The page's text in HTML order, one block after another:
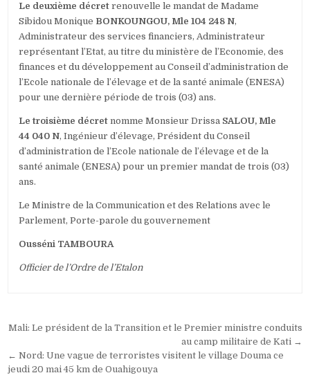
Le deuxième décret renouvelle le mandat de Madame
Sibidou Monique BONKOUNGOU, Mle 104 248 N,
Administrateur des services financiers, Administrateur
représentant l’Etat, au titre du ministère de l’Economie, des
finances et du développement au Conseil d’administration de
l’Ecole nationale de l’élevage et de la santé animale (ENESA)
pour une dernière période de trois (03) ans.
Le troisième décret nomme Monsieur Drissa SALOU, Mle
44 040 N, Ingénieur d’élevage, Président du Conseil
d’administration de l’Ecole nationale de l’élevage et de la
santé animale (ENESA) pour un premier mandat de trois (03)
ans.
Le Ministre de la Communication et des Relations avec le
Parlement, Porte-parole du gouvernement
Ousséni TAMBOURA
Officier de l’Ordre de l’Etalon
Navigation
de
l’article
Mali: Le président de la Transition et le Premier ministre conduits
au camp militaire de Kati →
← Nord: Une vague de terroristes visitent le village Douma ce
jeudi 20 mai 45 km de Ouahigouya